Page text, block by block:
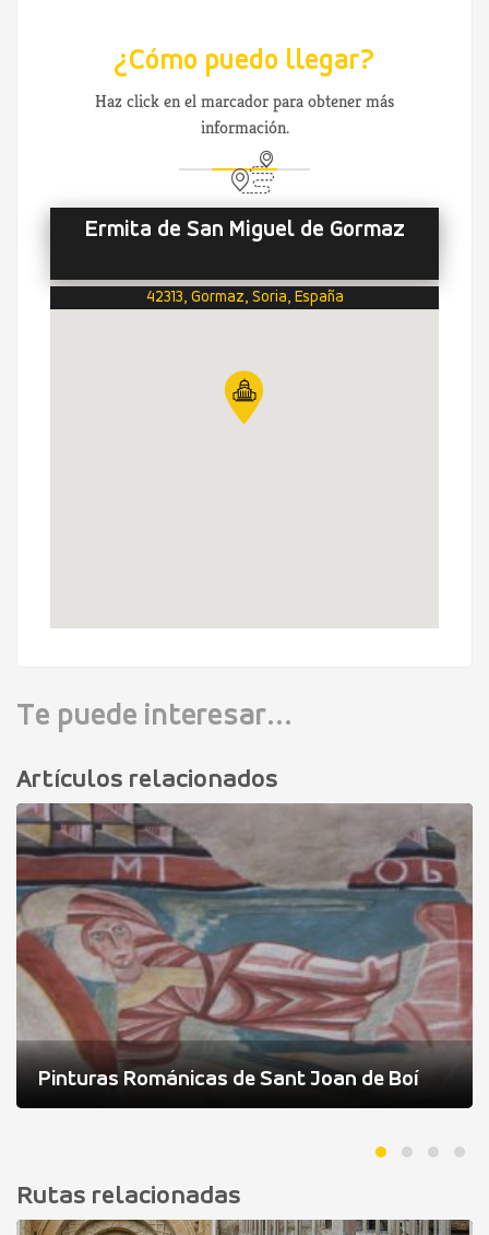
¿Cómo puedo llegar?
Haz click en el marcador para obtener más
información.
Ermita de San Miguel de Gormaz
42313, Gormaz, Soria, España
Te puede interesar...
Artículos relacionados
Pinturas Románicas de Sant Joan de Boí
Rutas relacionadas